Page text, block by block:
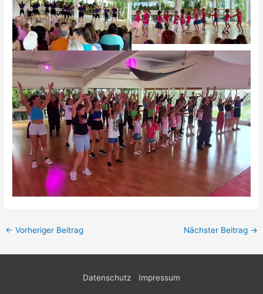
← Vorheriger Beitrag Nächster Beitrag →
Datenschutz Impressum